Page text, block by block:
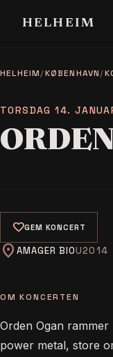
HELHEIM
HELHEIM/KØBENHAVN/
TORSDAG 14.
favoriteGEM KONCERT
location_on AMAGER BIO
OM KONCERTEN
Orden Ogan
power metal, store